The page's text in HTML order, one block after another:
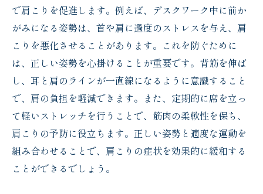
で肩こりを促進します。例えば、デスクワーク中に前か
がみになる姿勢は、首や肩に過度のストレスを与え、肩
こりを悪化させることがあります。これを防ぐために
は、正しい姿勢を心掛けることが重要です。背筋を伸ば
し、耳と肩のラインが一直線になるように意識すること
で、肩の負担を軽減できます。また、定期的に席を立っ
て軽いストレッチを行うことで、筋肉の柔軟性を保ち、
肩こりの予防に役立ちます。正しい姿勢と適度な運動を
組み合わせることで、肩こりの症状を効果的に緩和する
ことができるでしょう。